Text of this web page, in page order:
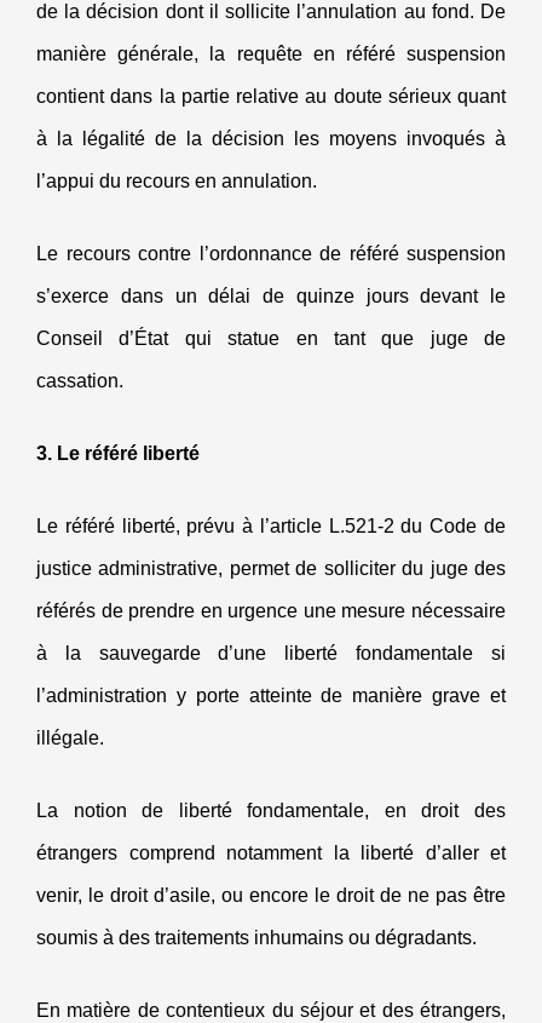
de la décision dont il sollicite l’annulation au fond. De
manière générale, la requête en référé suspension
contient dans la partie relative au doute sérieux quant
à la légalité de la décision les moyens invoqués à
l’appui du recours en annulation.
Le recours contre l’ordonnance de référé suspension
s’exerce dans un délai de quinze jours devant le
Conseil d’État qui statue en tant que juge de
cassation.
3. Le référé liberté
Le référé liberté, prévu à l’article L.521-2 du Code de
justice administrative, permet de solliciter du juge des
référés de prendre en urgence une mesure nécessaire
à la sauvegarde d’une liberté fondamentale si
l’administration y porte atteinte de manière grave et
illégale.
La notion de liberté fondamentale, en droit des
étrangers comprend notamment la liberté d’aller et
venir, le droit d’asile, ou encore le droit de ne pas être
soumis à des traitements inhumains ou dégradants.
En matière de contentieux du séjour et des étrangers,